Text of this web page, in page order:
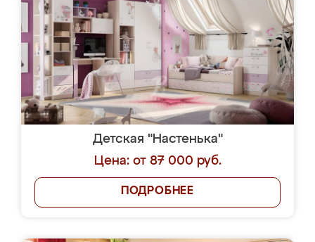
Детская "Настенька"
Цена: от 87 000 руб.
ПОДРОБНЕЕ